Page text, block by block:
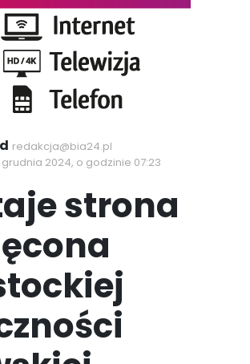
redakcja@bia24.pl
grudnia 2024, o godzinie 07:23
strona